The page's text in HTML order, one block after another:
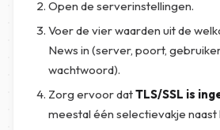
Open de serverinstellingen.
Voer de vier waarden uit de
News in (server, poort,
wachtwoord).
Zorg ervoor datTLS/SSL is
meestal één selectievakje